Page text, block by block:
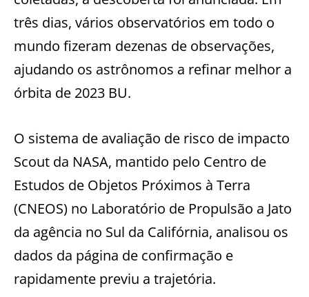
três dias, vários observatórios em todo o
mundo fizeram dezenas de observações,
ajudando os astrônomos a refinar melhor a
órbita de 2023 BU.
O sistema de avaliação de risco de impacto
Scout da NASA, mantido pelo Centro de
Estudos de Objetos Próximos à Terra
(CNEOS) no Laboratório de Propulsão a Jato
da agência no Sul da Califórnia, analisou os
dados da página de confirmação e
rapidamente previu a trajetória.